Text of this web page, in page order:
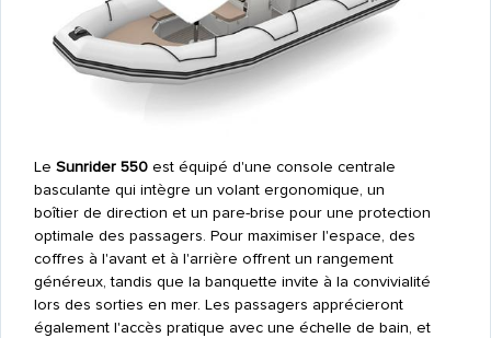
Le Sunrider 550est équipé d'une console centrale
basculante qui intègre un volant ergonomique, un
boîtier de direction et un pare-brise pour une protection
optimale des passagers. Pour maximiser l'espace, des
coffres à l'avant et à l'arrière offrent un rangement
généreux, tandis que la banquette invite à la convivialité
lors des sorties en mer. Les passagers apprécieront
également l'accès pratique avec une échelle de bain, et